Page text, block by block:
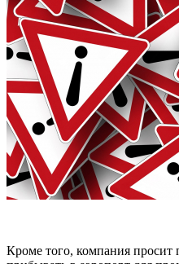
Кроме того, компания просит